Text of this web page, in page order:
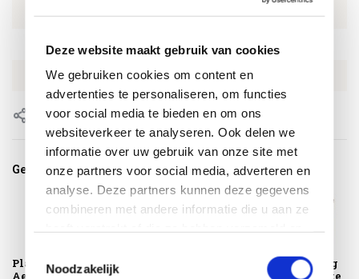
Deze website maakt gebruik van cookies
We gebruiken cookies om content en
advertenties te personaliseren, om functies
voor social media te bieden en om ons
websiteverkeer te analyseren. Ook delen we
informatie over uw gebruik van onze site met
onze partners voor social media, adverteren en
analyse. Deze partners kunnen deze gegevens
combineren met andere informatie die u aan ze
Noodzakelijk
SKU 4SO160960404
EAN 8720848341838
Delen
Gerelateerde producten
Platinum
AeroCover
Puglia dining
tuinstoel latte